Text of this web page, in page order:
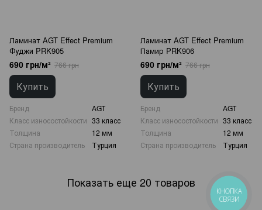
Ламинат AGT Effect Premium
Фуджи PRK905
690 грн/м² 766 грн
Купить
Бренд
AGT
Класс износостойкости 33 класс
Толщина
12 мм
Страна производитель
Турция
Ламинат AGT Effect Premium
Памир PRK906
690 грн/м² 766 грн
Купить
Бренд
AGT
Класс износостойкости 33 класс
Толщина
12 мм
Страна производитель
Турция
Показать еще 20 товаров
КНОПКА
СВЯЗИ